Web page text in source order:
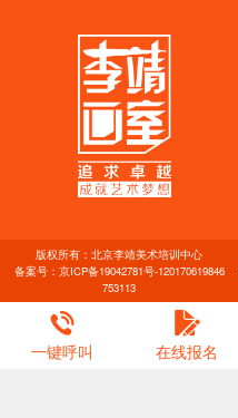
一键呼叫 在线报名
版权所有：北京李靖美术培训中心
备案号： 京ICP备19042781号-120170619846
753113